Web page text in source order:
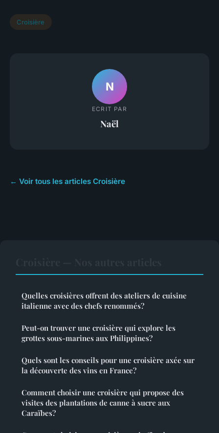
Croisière
N
ECRIT PAR
Naël
← Voir tous les articles Croisière
Quelles croisières offrent des ateliers de cuisine
italienne avec des chefs renommés?
Peut-on trouver une croisière qui explore les
grottes sous-marines aux Philippines?
Quels sont les conseils pour une croisière axée sur
la découverte des vins en France?
Comment choisir une croisière qui propose des
visites des plantations de canne à sucre aux
Caraïbes?